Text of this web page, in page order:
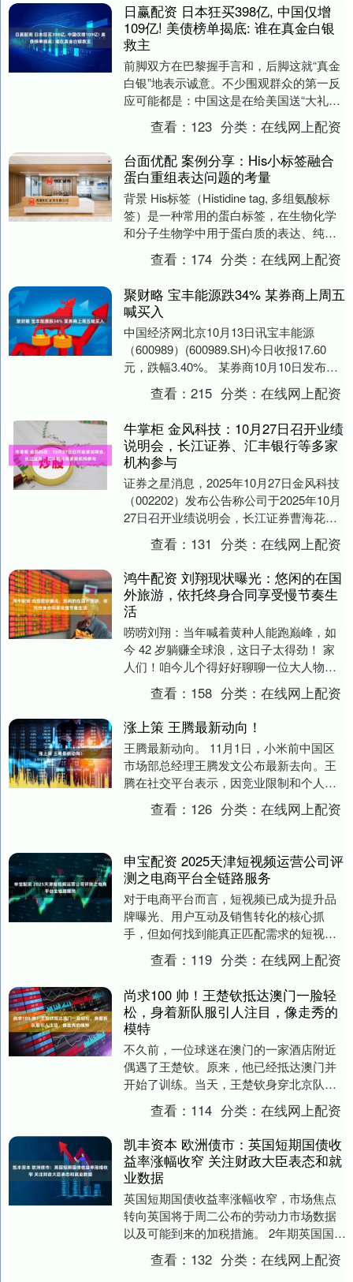
日赢配资 日本狂买398亿, 中国仅增
109亿! 美债榜单揭底: 谁在真金白银
救主
前脚双方在巴黎握手言和，后脚这就“真金
白银”地表示诚意。不少围观群众的第一反
应可能都是：中国这是在给美国送“大礼
包”？ 如果你真把这109亿美债的增持，简
单理解....
查看： 123 分类：在线网上配资
台面优配 案例分享：His小标签融合
蛋白重组表达问题的考量
背景 His标签（Histidine tag, 多组氨酸标
签）是一种常用的蛋白标签，在生物化学
和分子生物学中用于蛋白质的表达、纯化
和检测。它由一段由6-10个组....
查看： 174 分类：在线网上配资
聚财略 宝丰能源跌34% 某券商上周五
喊买入
中国经济网北京10月13日讯宝丰能源
（600989）(600989.SH)今日收报17.60
元，跌幅3.40%。 某券商10月10日发布研
报《宝丰能源：煤制烯烃....
查看：215 分类：在线网上配资
牛掌柜 金风科技：10月27日召开业绩
说明会，长江证券、汇丰银行等多家
机构参与
证券之星消息，2025年10月27日金风科技
（002202）发布公告称公司于2025年10月
27日召开业绩说明会，长江证券曹海花、
汇丰银行许冰莹、中金公司车昀佶....
查看： 131 分类：在线网上配资
鸿牛配资 刘翔现状曝光：悠闲的在国
外旅游，依托终身合同享受慢节奏生
活
唠唠刘翔：当年喊着黄种人能跑巅峰，如
今 42 岁躺赚全球浪，这日子太得劲！ 家
人们！咱今儿个得好好聊聊一位大人物
—— 刘翔！提起这名字，是不是瞬间就想
起当年那....
查看： 158 分类：在线网上配资
涨上策 王腾最新动向！
王腾最新动向。 11月1日，小米前中国区
市场部总经理王腾发文公布最新去向。王
腾在社交平台表示，因竞业限制和个人兴
趣，正式和手机行业说声再见，“11月开始
准备尝试....
查看： 126 分类：在线网上配资
申宝配资 2025天津短视频运营公司评
测之电商平台全链路服务
对于电商平台而言，短视频已成为提升品
牌曝光、用户互动及销售转化的核心抓
手，但如何找到能真正匹配需求的短视频
运营服务商，却成为很多运营人员的困扰
——要么服务环节断....
查看： 119 分类：在线网上配资
尚求100 帅！王楚钦抵达澳门一脸轻
松，身着新队服引人注目，像走秀的
模特
不久前，一位球迷在澳门的一家酒店附近
偶遇了王楚钦。原来，他已经抵达澳门并
开始了训练。当天，王楚钦身穿北京队的
队服亮相，显得既专业又轻松。他穿着一
件北京队的外套，....
查看： 114 分类：在线网上配资
凯丰资本 欧洲债市：英国短期国债收
益率涨幅收窄 关注财政大臣表态和就
业数据
英国短期国债收益率涨幅收窄，市场焦点
转向英国将于周二公布的劳动力市场数据
以及可能到来的加税措施。 2年期英国国债
收益率上涨1个基点，至3.80%，盘中一度
上升6....查看： 132 分类：在线网上配资